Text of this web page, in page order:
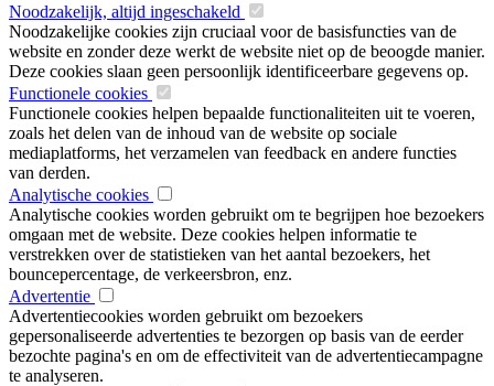
Noodzakelijk, altijd ingeschakeld
Noodzakelijke cookies zijn cruciaal voor de basisfuncties van de
website en zonder deze werkt de website niet op de beoogde manier.
Deze cookies slaan geen persoonlijk identificeerbare gegevens op.
Functionele cookies
Functionele cookies helpen bepaalde functionaliteiten uit te voeren,
zoals het delen van de inhoud van de website op sociale
mediaplatforms, het verzamelen van feedback en andere functies
van derden.
Analytische cookies
Analytische cookies worden gebruikt om te begrijpen hoe bezoekers
omgaan met de website. Deze cookies helpen informatie te
verstrekken over de statistieken van het aantal bezoekers, het
bouncepercentage, de verkeersbron, enz.
Advertentie
Advertentiecookies worden gebruikt om bezoekers
gepersonaliseerde advertenties te bezorgen op basis van de eerder
bezochte pagina's en om de effectiviteit van de advertentiecampagne
te analyseren.